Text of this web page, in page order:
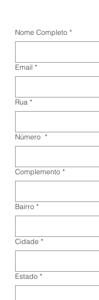
Nome Completo *
Email *
Rua *
Número *
Complemento *
Bairro *
Cidade *
Estado *